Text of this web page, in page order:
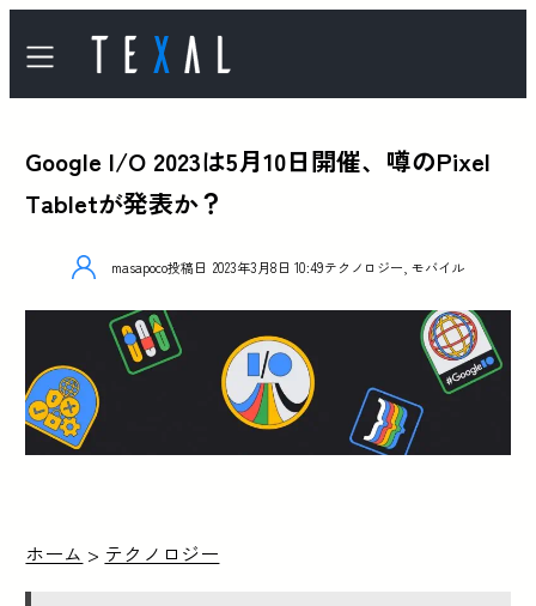
Google I/O 2023は5月10日開催、噂のPixel
Tabletが発表か？
masapoco投稿日 2023年3月8日 10:49テクノロジー モバイル
ホーム > テクノロジー